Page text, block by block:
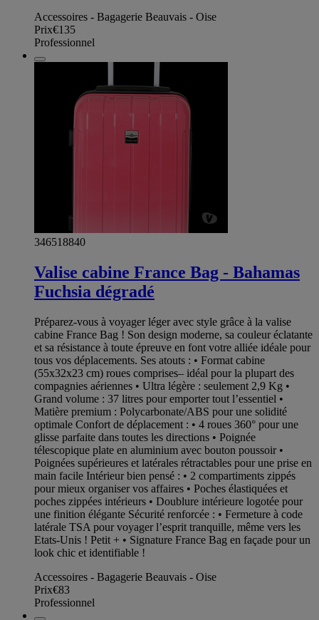
Accessoires - Bagagerie Beauvais - Oise
Prix€135
Professionnel
346518840
Valise cabine France Bag - Bahamas
Fuchsia dégradé
Préparez-vous à voyager léger avec style grâce à la valise
cabine France Bag ! Son design moderne, sa couleur éclatante
et sa résistance à toute épreuve en font votre alliée idéale pour
tous vos déplacements. Ses atouts : • Format cabine
(55x32x23 cm) roues comprises– idéal pour la plupart des
compagnies aériennes • Ultra légère : seulement 2,9 Kg •
Grand volume : 37 litres pour emporter tout l’essentiel •
Matière premium : Polycarbonate/ABS pour une solidité
optimale Confort de déplacement : • 4 roues 360° pour une
glisse parfaite dans toutes les directions • Poignée
télescopique plate en aluminium avec bouton poussoir •
Poignées supérieures et latérales rétractables pour une prise en
main facile Intérieur bien pensé : • 2 compartiments zippés
pour mieux organiser vos affaires • Poches élastiquées et
poches zippées intérieurs • Doublure intérieure logotée pour
une finition élégante Sécurité renforcée : • Fermeture à code
latérale TSA pour voyager l’esprit tranquille, même vers les
Etats-Unis ! Petit + • Signature France Bag en façade pour un
look chic et identifiable !
Accessoires - Bagagerie Beauvais - Oise
Prix€83
Professionnel